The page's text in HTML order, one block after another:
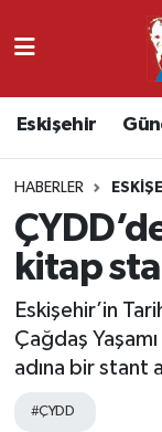
Eskişehir
HABERLER
kitap
Eskişehir’in
Çağdaş
adına bir stant
#ÇYDD
Ekonomi
Kültür &
Magazin
Resmi
Nöbetçi
Namaz
Trafik
Süper Lig
Tüm
Son Dakika